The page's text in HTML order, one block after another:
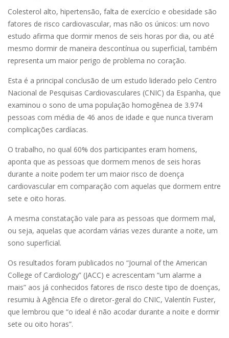
Colesterol alto, hipertensão, falta de exercício e obesidade são
fatores de risco cardiovascular, mas não os únicos: um novo
estudo afirma que dormir menos de seis horas por dia, ou até
mesmo dormir de maneira descontínua ou superficial, também
representa um maior perigo de problema no coração.
Esta é a principal conclusão de um estudo liderado pelo Centro
Nacional de Pesquisas Cardiovasculares (CNIC) da Espanha, que
examinou o sono de uma população homogênea de 3.974
pessoas com média de 46 anos de idade e que nunca tiveram
complicações cardíacas.
O trabalho, no qual 60% dos participantes eram homens,
aponta que as pessoas que dormem menos de seis horas
durante a noite podem ter um maior risco de doença
cardiovascular em comparação com aquelas que dormem entre
sete e oito horas.
A mesma constatação vale para as pessoas que dormem mal,
ou seja, aquelas que acordam várias vezes durante a noite, um
sono superficial.
Os resultados foram publicados no “Journal of the American
College of Cardiology” (JACC) e acrescentam “um alarme a
mais” aos já conhecidos fatores de risco deste tipo de doenças,
resumiu à Agência Efe o diretor-geral do CNIC, Valentín Fuster,
que lembrou que “o ideal é não acodar durante a noite e dormir
sete ou oito horas”.